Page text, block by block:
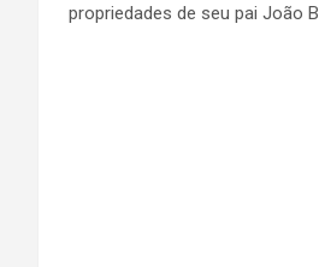
propriedades de seu pai João